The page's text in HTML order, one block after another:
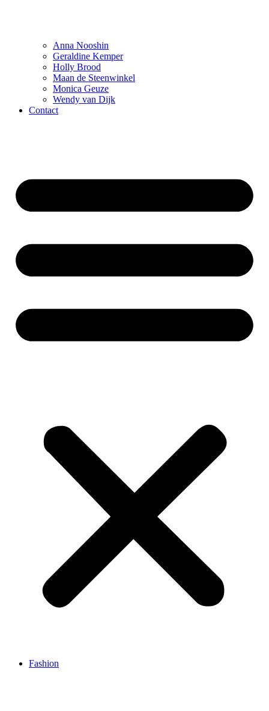
Anna Nooshin
Geraldine Kemper
Holly Brood
Maan de Steenwinkel
Monica Geuze
Wendy van Dijk
Contact
Fashion